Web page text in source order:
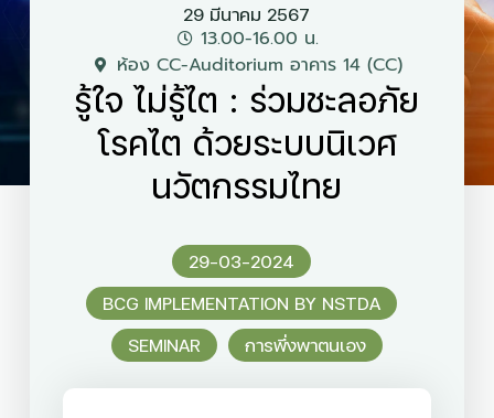
29 มีนาคม 2567
13.00-16.00 น.
ห้อง CC-Auditorium อาคาร 14 (CC)
รู้ใจ ไม่รู้ไต : ร่วมชะลอภัย
โรคไต ด้วยระบบนิเวศ
นวัตกรรมไทย
29-03-2024
BCG IMPLEMENTATION BY NSTDA
SEMINAR
การพึ่งพาตนเอง